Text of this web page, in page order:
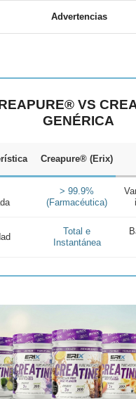
Advertencias
VS
GENÉRICA
Creapure® (Erix)
> 99.9%
(Farmacéutica)
Total e
Instantánea